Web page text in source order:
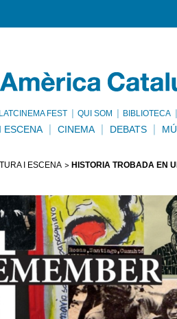
LATCINEMA FEST QUI SOM BIBLIOTECA
ESCENA CINEMA DEBATS
I ESCENA HISTÒRIA TROBADA EN